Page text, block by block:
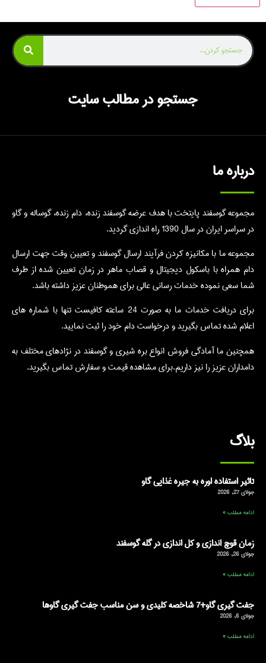
جستجو در مطالب سایت
درباره ما
مجموعه گوسفند پایتخت با هدف عرضه گوسفند زنده، دام زنده، گوساله و گاو
در سراسر ایران در سال 1390 راه اندازی گردید.
مجموعه ما با مکانیزه کردن فرآیند ارسال گوسفند و تعیین وقت جهت ارسال
دام همراه با باسکول دیجیتال و قصاب ماهر در زمان تعیین شده از طرف
شما سعی نموده خدمات رسانی عالی برای هموطنان عزیز داشته باشد.
برای دریافت خدمات ما به صورت 24 ساعته کافیست تنها با شماره های
اعلام شده تماس بگیرید و درخواست دام خود را ثبت نمایید.
همچنین ما آمادگی فروش انواع بره شیری و گوسفند در نژادهای مختلف به
دامداران عزیز را نیز داریم.برای مشاهده قیمت و سفارش تماس بگیرید.
بلاگ
تاثیر استفاده اوره به جیره غذایی گاو
جولای 27, 2026
ادامه مطلب »
زمان قوچ اندازی و کل اندازی در گله گوسفند
جولای 26, 2026
ادامه مطلب »
جفت گیری گاو+7 شاخصه کلیدی و سن مناسب جفت گیری گاوها
جولای 6, 2026
ادامه مطلب »